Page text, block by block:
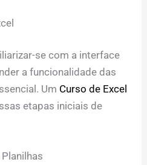
se com a interface
a funcionalidade das
Um Curso de Excel
etapas iniciais de